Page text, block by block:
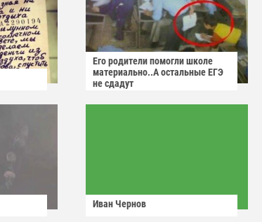
Его родители помогли школе
материально..А остальные ЕГЭ
не сдадут
Иван Чернов